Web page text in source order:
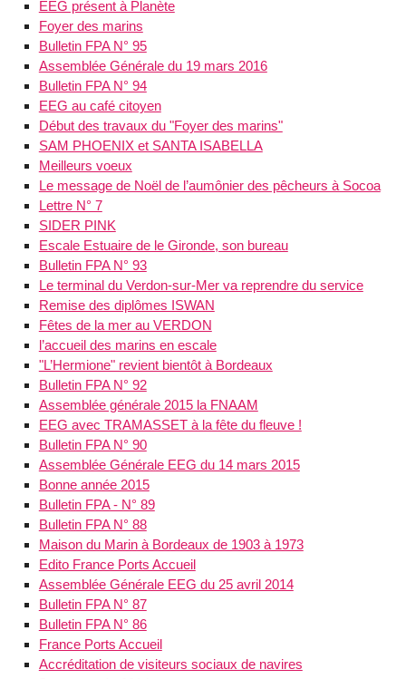
EEG présent à Planète
Foyer des marins
Bulletin FPA N° 95
Assemblée Générale du 19 mars 2016
Bulletin FPA N° 94
EEG au café citoyen
Début des travaux du "Foyer des marins"
SAM PHOENIX et SANTA ISABELLA
Meilleurs voeux
Le message de Noël de l’aumônier des pêcheurs à Socoa
Lettre N° 7
SIDER PINK
Escale Estuaire de le Gironde, son bureau
Bulletin FPA N° 93
Le terminal du Verdon-sur-Mer va reprendre du service
Remise des diplômes ISWAN
Fêtes de la mer au VERDON
l’accueil des marins en escale
"L’Hermione" revient bientôt à Bordeaux
Bulletin FPA N° 92
Assemblée générale 2015 la FNAAM
EEG avec TRAMASSET à la fête du fleuve !
Bulletin FPA N° 90
Assemblée Générale EEG du 14 mars 2015
Bonne année 2015
Bulletin FPA - N° 89
Bulletin FPA N° 88
Maison du Marin à Bordeaux de 1903 à 1973
Edito France Ports Accueil
Assemblée Générale EEG du 25 avril 2014
Bulletin FPA N° 87
Bulletin FPA N° 86
France Ports Accueil
Accréditation de visiteurs sociaux de navires